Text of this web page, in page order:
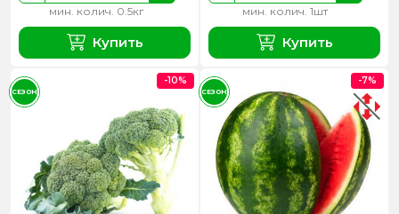
мин. колич. 0.5кг
Купить
мин. колич. 1шт
Купить
-10%
СЕЗОН
-7%
СЕЗОН